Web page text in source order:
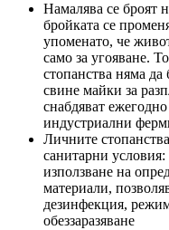
Намалява се броят
бройката се
упоменато, че
само за угояване.
стопанства няма
свине майки за
снабдяват
индустриални
Личните
санитарни
използване на
материали,
дезинфекция,
обеззаразяване